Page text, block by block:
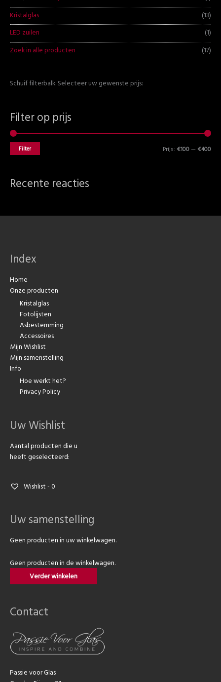
Kristalglas
(13)
LED zuilen
(1)
Zoek in alle producten
(17)
Schuif filterbalk. Selecteer uw gewenste prijs:
Filter op prijs
Filter Prijs: €100— €400
Recente reacties
Index
Home
Onze producten
Kristalglas
Fotolijsten
Asbestemming
Accessoires
Mijn Wishlist
Mijn samenstelling
Info
Hoe werkt het?
Privacy Policy
Uw Wishlist
Aantal producten die u
heeft geselecteerd:
Wishlist - 0
Uw samenstelling
Geen producten in uw winkelwagen.
Geen producten in de winkelwagen.
Verder winkelen
Contact
Passie voor Glas